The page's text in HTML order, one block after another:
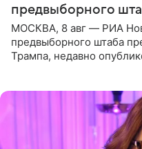
предвыборного
МОСКВА, 8 авг — РИА
предвыборного штаба
Трампа, недавно